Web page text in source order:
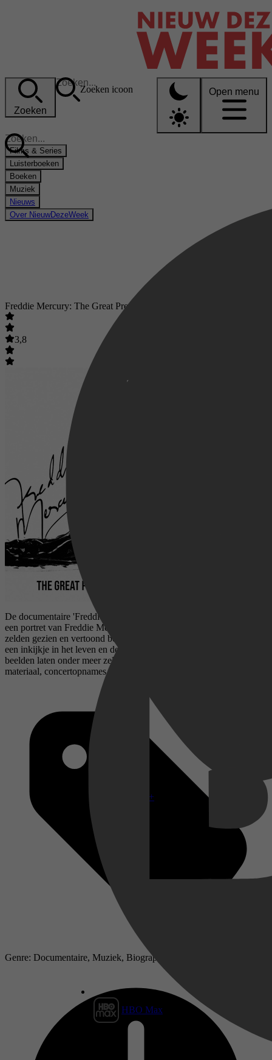
Zoeken
Zoeken icoon Open menu
Films & Series
Disney+
HBO Max
Luisterboeken
Boeken
Muziek
Nieuws
Over NieuwDezeWeek
Freddie Mercury: The Great Pretender
3,8
De documentaire 'Freddie Mercury - The Great Pretender' schetst
een portret van Freddie Mercury. Met veel voorheen onontdekt of
zelden gezien en vertoond beeldmateriaal, geeft de documentaire
een inkijkje in het leven en de carrière van Freddie Mercury. De
beelden laten onder meer zeldzame interviews, persoonlijk
materiaal, concertopnames en videoclip opnames zien.
Genre: Documentaire, Muziek, Biography, History, Documentary